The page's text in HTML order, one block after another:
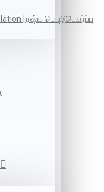
| ரஷ்ய மொழிபெயர்ப்பு